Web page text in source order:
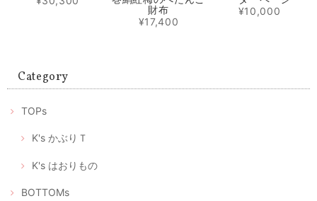
は可愛い物が大好きです。 大変喜んで頂いて、嬉しかったです。 この
からも素敵な作品を楽しみにしております。 ありがとうございました😊
喜んでいただけたようで私もとても嬉しいです。 何よりプ
レゼントに込められた優しい気持ちに、気分も明るくなら
いて、これからもこんなふうに喜んでいただけるリメイク
財布
¥17,400
¥10,000
Category
TOPs
K's かぶりＴ
K's はおりもの
BOTTOMs